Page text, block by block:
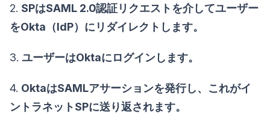
2. SPはSAML 2.0認証リクエストを介してユーザー
をOkta（IdP）にリダイレクトします。
3. ユーザーはOktaにログインします。
4. OktaはSAMLアサーションを発行し、これがイ
ントラネットSPに送り返されます。